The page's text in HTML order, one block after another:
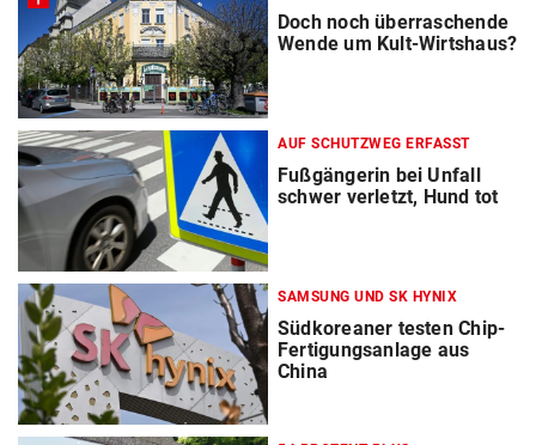
Doch noch überraschende
Wende um Kult-Wirtshaus?
AUF SCHUTZWEG ERFASST
Fußgängerin bei Unfall
schwer verletzt, Hund tot
SAMSUNG UND SK HYNIX
Südkoreaner testen Chip-
Fertigungsanlage aus
China